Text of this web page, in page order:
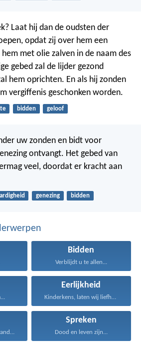
Laat hij dan de oudsten der
opdat zij over hem een
met olie zalven in de naam des
gebed zal de lijder gezond
hem oprichten. En als hij zonden
vergiffenis geschonken worden.
bidden geloof
uw zonden en bidt voor
ontvangt. Het gebed van
veel, doordat er kracht aan
genezing bidden
Bidden
Verblijdt u te allen...
Eerlijkheid
Kinderkens, laten wij liefhebben...
Hij, die onberispelijk wandelt...
Spreken
Dood en leven zijn...